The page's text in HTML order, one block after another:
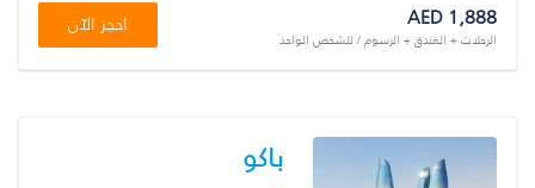
AED 1,888
الرحلات + الفندق + الرسوم / للشخص الواحد
احجز الآن
باكو